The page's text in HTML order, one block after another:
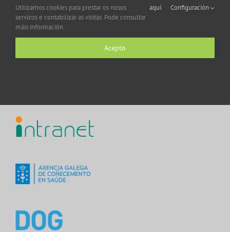
Utilizamos cookies para prestar os nosos
servizos e contabilizar as visitas. Pode consultar
máis información
aquí. Configuración
Acepto